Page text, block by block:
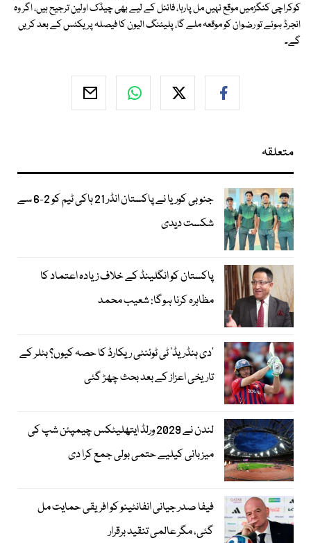
کوکراچی کنگزمیں موقع نہیں مل پارہا، فائنل کے لیے بھی چیڈک اولین ترجیح ہیں، اگر وہ
انجرڈ ہوئے تو رضوان کو موقعہ ملے گا، پلیئنگ الیون کا فیصلہ پریکٹس کے بعد کریں
گے۔
متعلقہ
جنوبی کوریا نے پاکستان انڈر 21 ہاکی ٹیم کو 2-6 سے
شکست دیدی
پاکستان کو انگلینڈ کے خلاف زیادہ اعتماد کا
مظاہرہ کرنا ہوگا: شعیب محمد
’دی ہنڈریڈ‘ ٹی ٹوئنٹی ریکارڈ کا حصہ کیوں؟ بٹلر کے
تاریخی اعزاز کے بعد بحث چھڑ گئی
لندن نے 2029 ورلڈ ایتھلیٹکس چیمپئن شپ کی
میزبانی کیلیے حتمی بولی جمع کرا دی
فیفا صدر جیانی انفانٹینو کو افریقی حمایت مل
گئی، مگر عالمی تنقید برقرار